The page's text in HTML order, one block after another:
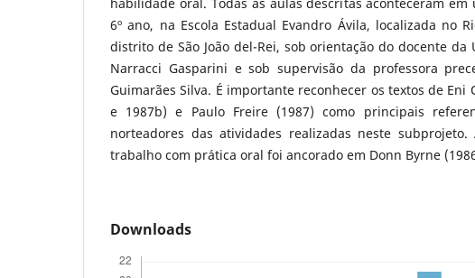
6º ano, na Escola Estadual Evandro Ávila, localizada no
distrito de São João del-Rei, sob orientação do docente da
Narracci Gasparini e sob supervisão da professora
Guimarães Silva. É importante reconhecer os textos de Eni
e 1987b) e Paulo Freire (1987) como principais
norteadores das atividades realizadas neste subprojeto.
trabalho com prática oral foi ancorado em Donn Byrne
Downloads